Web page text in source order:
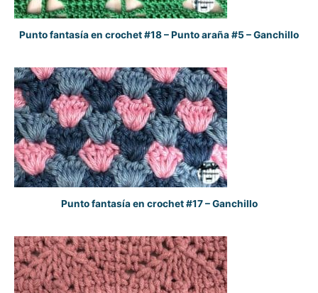
Punto fantasía en crochet #18 – Punto araña #5 – Ganchillo
Punto fantasía en crochet #17 – Ganchillo